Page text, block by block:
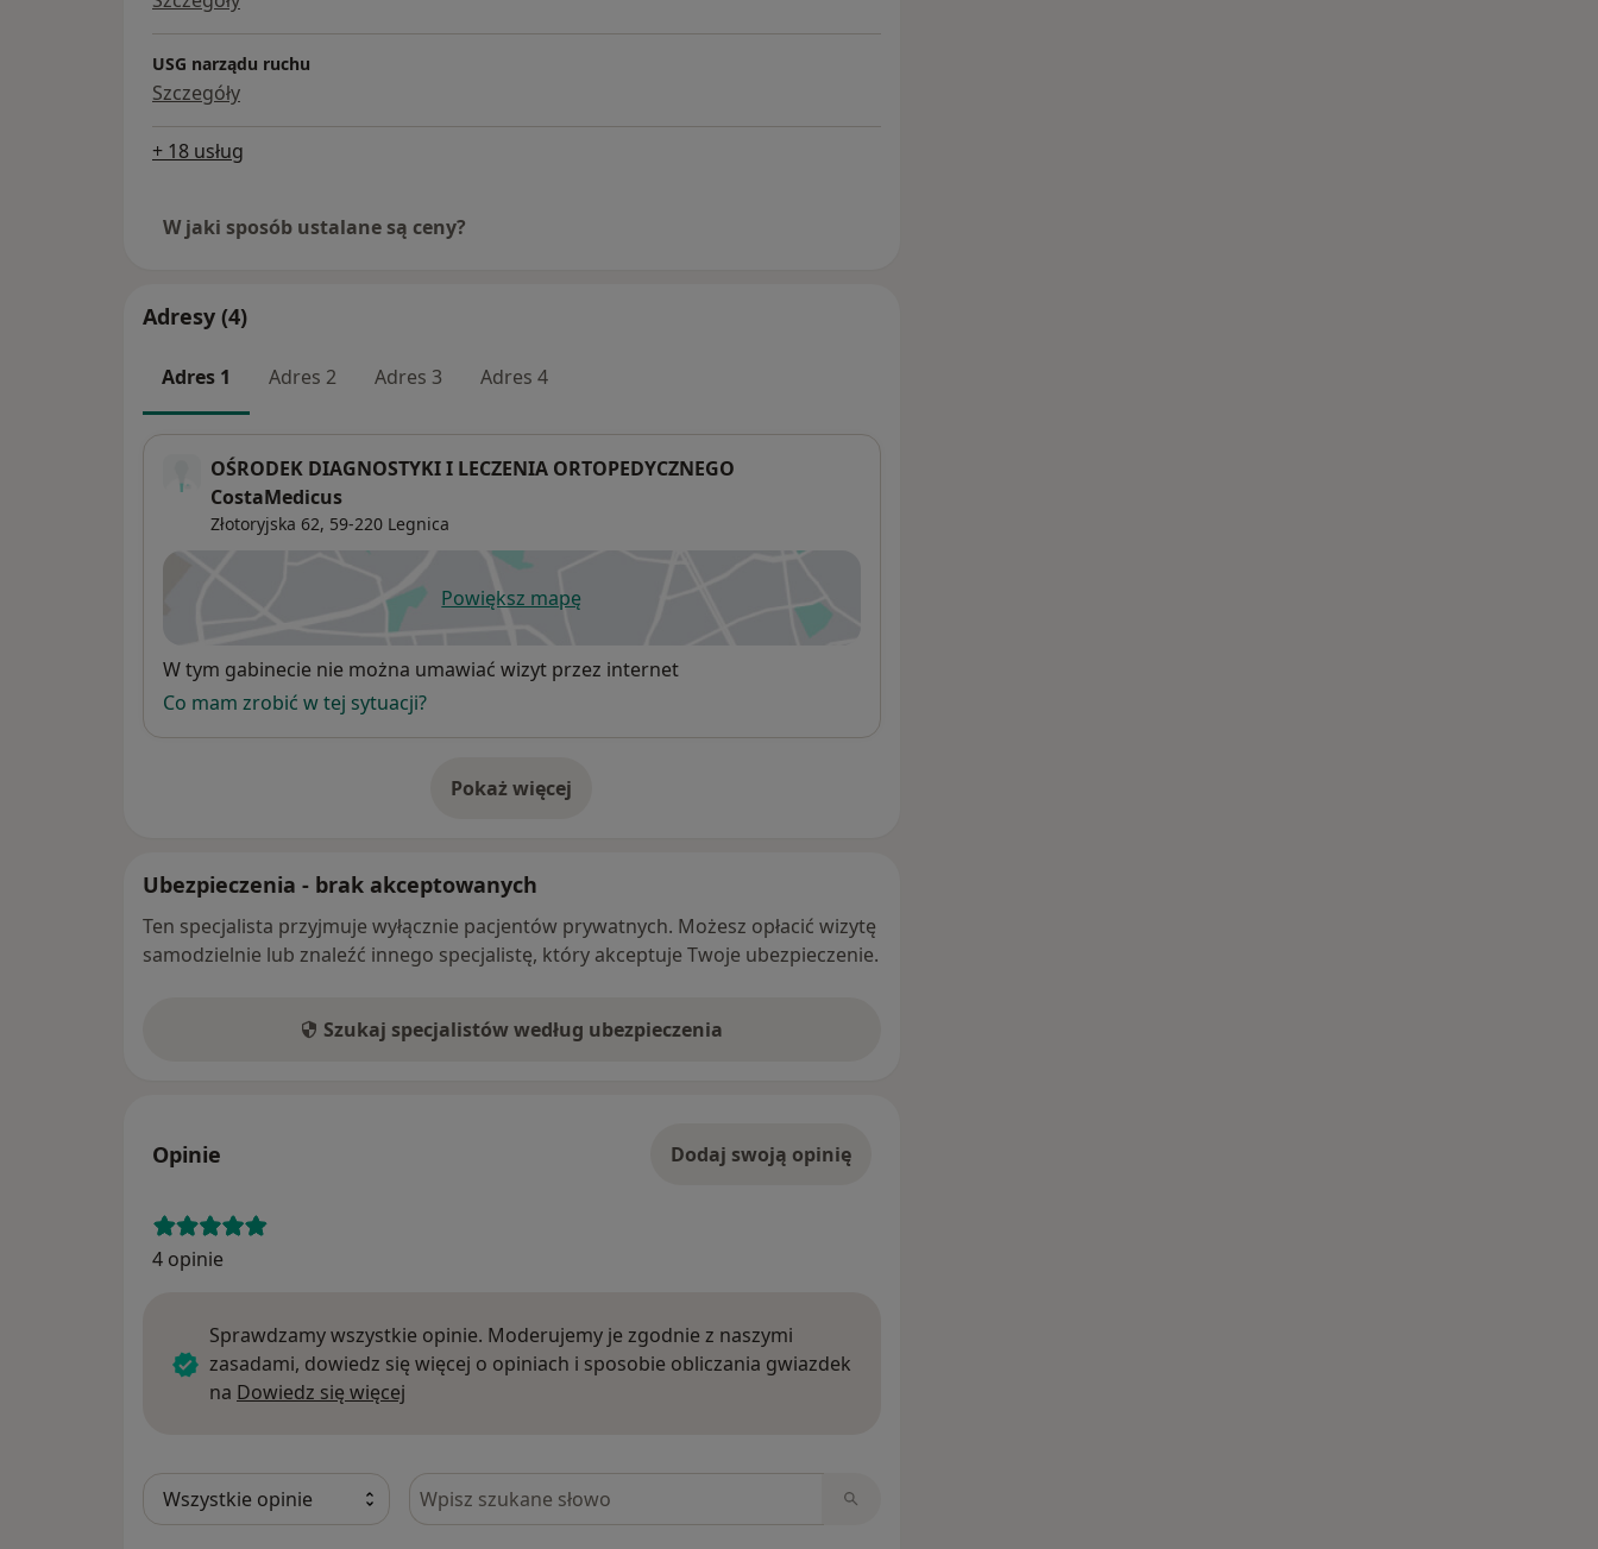
USG narządu ruchu
Szczegóły
+ 18 usług
W jaki sposób ustalane są ceny?
Adresy (4)
Adres 1 Adres 2 Adres 3 Adres 4
OŚRODEK DIAGNOSTYKI I LECZENIA ORTOPEDYCZNEGO
CostaMedicus
Złotoryjska 62, 59-220 Legnica
Powiększ mapęotwiera się w nowej karcie
Dostępność
W tym gabinecie nie można umawiać wizyt przez internet
Co mam zrobić w tej sytuacji?
Pokaż więcej
o adresie
Ubezpieczenia - brak akceptowanych
Ten specjalista przyjmuje wyłącznie pacjentów prywatnych. Możesz opłacić wizytę
samodzielnie lub znaleźć innego specjalistę, który akceptuje Twoje ubezpieczenie.
Szukaj specjalistów według ubezpieczenia
Opinie Dodaj swoją opinię
4 opinie
Sprawdzamy wszystkie opinie. Moderujemy je zgodnie z naszymi
zasadami, dowiedz się więcej o opiniach i sposobie obliczania gwiazdek
na Dowiedz się więcej
Szukaj w opiniach